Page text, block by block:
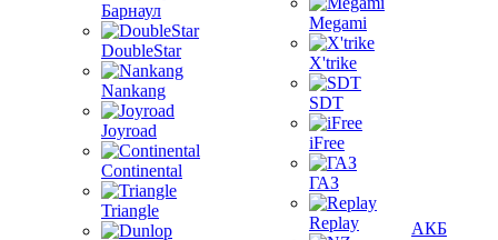
Барнаул
DoubleStar
Nankang
Joyroad
Continental
Triangle
Megami
X'trike
SDT
iFree
ГАЗ
Replay АКБ